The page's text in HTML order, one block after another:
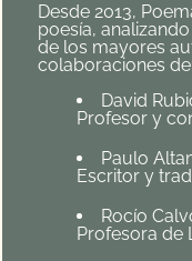
Desde 2013,
poesía,
de los mayores
colaboraciones de:
David
Profesor y
Paulo
Escritor y
Rocío
Profesora de